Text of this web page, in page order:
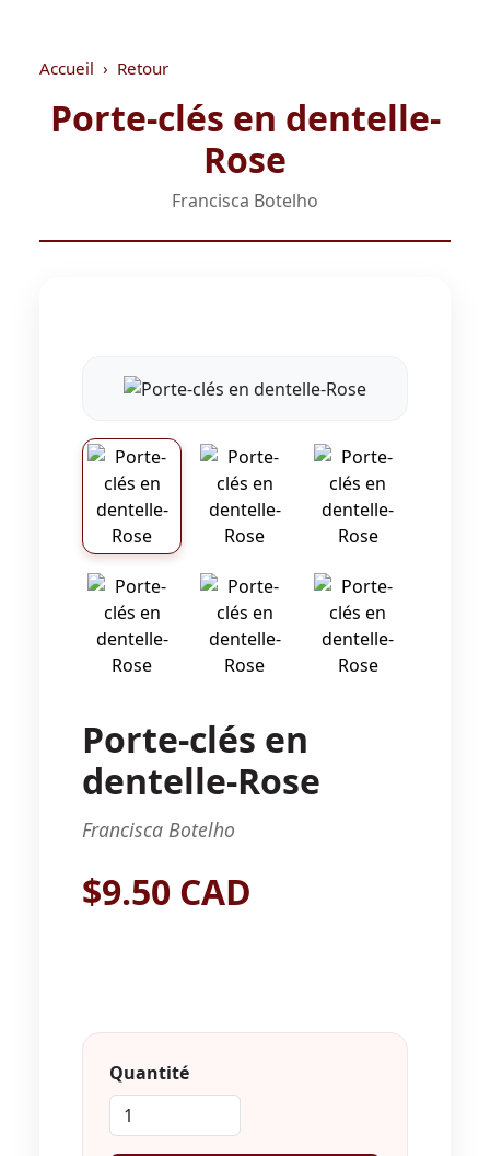
Accueil Retour
Porte-clés en dentelle-
Rose
Francisca Botelho
Porte-clés en
dentelle-Rose
Francisca Botelho
$9.50 CAD
Quantité